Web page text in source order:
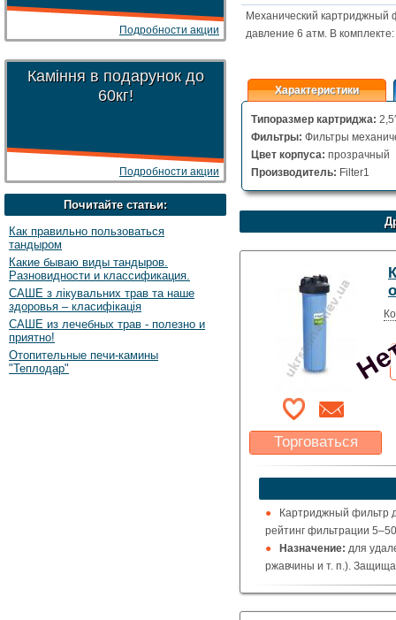
Подробности акции
Каміння в подарунок до
60кг!
Подробности акции
Почитайте статьи:
Как правильно пользоваться
тандыром
Какие бываю виды тандыров.
Разновидности и классификация.
САШЕ з лікувальних трав та наше
здоровья – класифікація
САШЕ из лечебных трав - полезно и
приятно!
Отопительные печи-камины
"Теплодар"
Какая ценамогла бы
Васустроить?
Механический картриджный
давление 6 атм. В
Характеристики
Типоразмер картриджа:
Фильтры: Фильтры
Цвет корпуса: прозрачный
Производитель: Filter1
Торговаться
Какая цена Вас
устроит?
Указать цену
Картриджный фильтр
рейтинг фильтрации
Назначение: для
ржавчины и т. п.).
оборудования для